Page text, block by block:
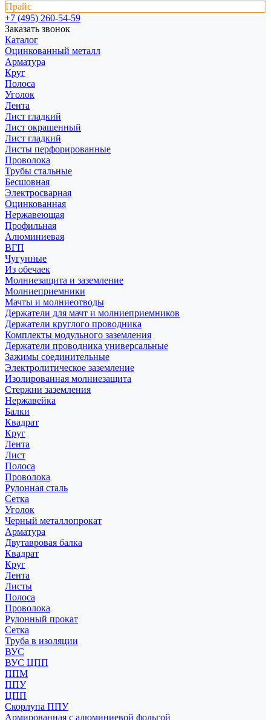
Прайс
+7 (495) 260-54-59
Заказать звонок
Каталог
Оцинкованный металл
Арматура
Круг
Полоса
Уголок
Лента
Лист гладкий
Лист окрашенный
Лист гладкий
Листы перфорированные
Проволока
Трубы стальные
Бесшовная
Электросварная
Оцинкованная
Нержавеющая
Профильная
Алюминиевая
ВГП
Чугунные
Из обечаек
Молниезащита и заземление
Молниеприемники
Мачты и молниеотводы
Держатели для мачт и молниеприемников
Держатели круглого проводника
Комплекты модульного заземления
Держатели проводника универсальные
Зажимы соединительные
Электролитическое заземление
Изолированная молниезащита
Стержни заземления
Нержавейка
Балки
Квадрат
Круг
Лента
Лист
Полоса
Проволока
Рулонная сталь
Сетка
Уголок
Черный металлопрокат
Арматура
Двутавровая балка
Квадрат
Круг
Лента
Листы
Полоса
Проволока
Рулонный прокат
Сетка
Труба в изоляции
ВУС
ВУС ЦПП
ППМ
ППУ
ЦПП
Скорлупа ППУ
Армированная с алюминиевой фольгой